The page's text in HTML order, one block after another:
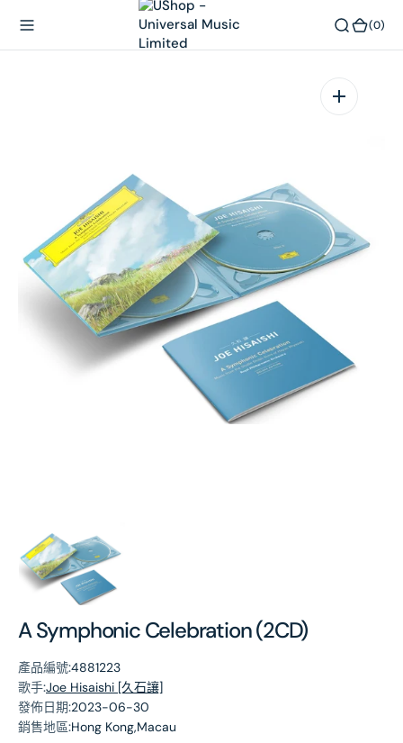
(0)
A Symphonic Celebration (2CD)
產品編號:4881223
歌手:Joe Hisaishi [久石讓]
發佈日期:2023-06-30
銷售地區:Hong Kong,Macau
在
相
簿
中
開
啟